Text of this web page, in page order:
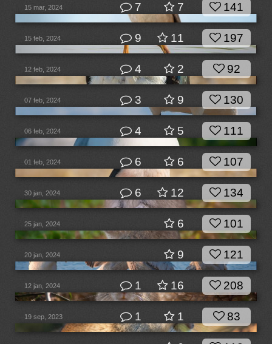
15 mar, 2024 7 7 141
15 feb, 2024 9 11 197
12 feb, 2024 4 2 92
07 feb, 2024 3 9 130
06 feb, 2024 4 5 111
01 feb, 2024 6 6 107
30 jan, 2024 6 12 134
25 jan, 2024 6 101
20 jan, 2024 9 121
12 jan, 2024 1 16 208
19 sep, 2023 1 1 83